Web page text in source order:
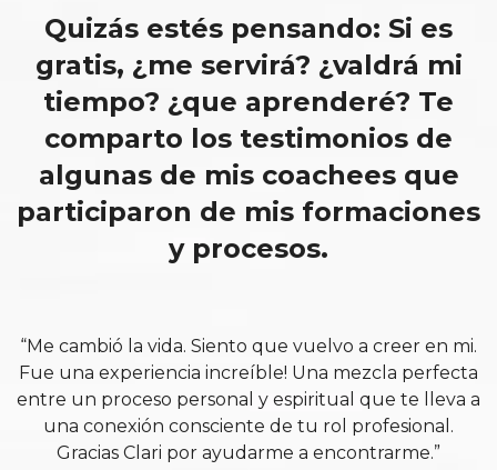
Quizás estés pensando: Si es
gratis, ¿me servirá? ¿valdrá mi
tiempo? ¿que aprenderé? Te
comparto los testimonios de
algunas de mis coachees que
participaron de mis formaciones
y procesos.
“Me cambió la vida. Siento que vuelvo a creer en mi.
Fue una experiencia increíble! Una mezcla perfecta
entre un proceso personal y espiritual que te lleva a
una conexión consciente de tu rol profesional.
Gracias Clari por ayudarme a encontrarme.”